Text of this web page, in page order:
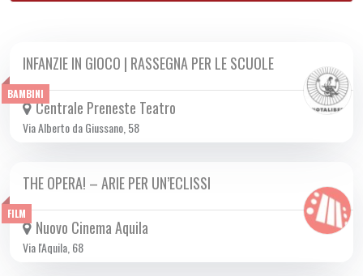
BAMBINI
DA LUN 28/10 A LUN 05/05 2025
INFANZIE IN GIOCO | RASSEGNA PER LE SCUOLE
Centrale Preneste Teatro
Via Alberto da Giussano, 58
FILM
DA LUN 20/01 A MER 29/01 2025
THE OPERA! – ARIE PER UN’ECLISSI
Nuovo Cinema Aquila
Via l'Aquila, 68